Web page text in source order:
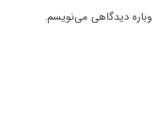
دیدگاهی می‌نویسم.